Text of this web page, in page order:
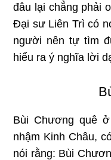
đâu lại chẳng phải
Đại sư Liên Trì có
người nên tự tìm
hiểu ra ý nghĩa lời
Bùi Chương quê
nhậm Kinh Châu,
nói rằng: Bùi